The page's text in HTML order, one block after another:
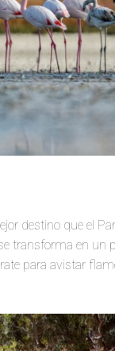
destino que el
transforma en un
para avistar